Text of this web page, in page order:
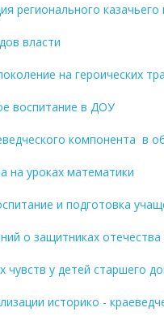
регионального
власти
на героических
воспитание в ДОУ
компонента в
на уроках математики
и подготовка
о защитниках
у детей старшего
историко -